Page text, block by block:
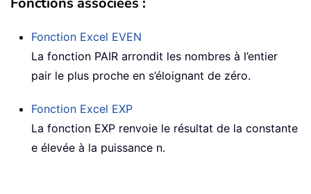
Fonction Excel EVEN
La fonction PAIR arrondit les nombres à l’entier
pair le plus proche en s’éloignant de zéro.
Fonction Excel EXP
La fonction EXP renvoie le résultat de la constante
e élevée à la puissance n.